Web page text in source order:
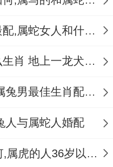
属蛇女性和什么属相最配,属蛇女人和什么属相最配
地上一龙犬假身指什么生肖 地上一龙犬假身十二生肖指哪肖
属兔男最佳生肖配对,属兔男最佳生肖配对表
人与属蛇人婚配
属虎女36岁的婚姻如何,属虎的人36岁以后会好吗